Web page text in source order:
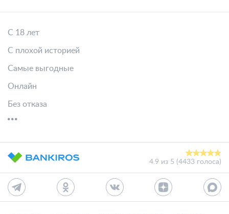
С 18 лет
С плохой историей
Самые выгодные
Онлайн
Без отказа
4.9 из 5 (4433 голоса)